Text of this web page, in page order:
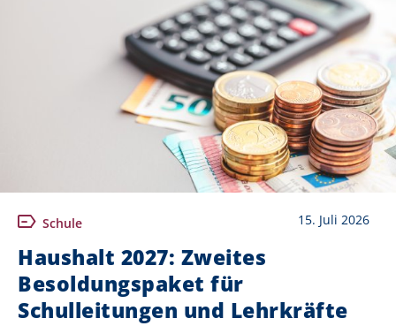
Schule 15. Juli 2026
Haushalt 2027: Zweites
Besoldungspaket für
Schulleitungen und Lehrkräfte